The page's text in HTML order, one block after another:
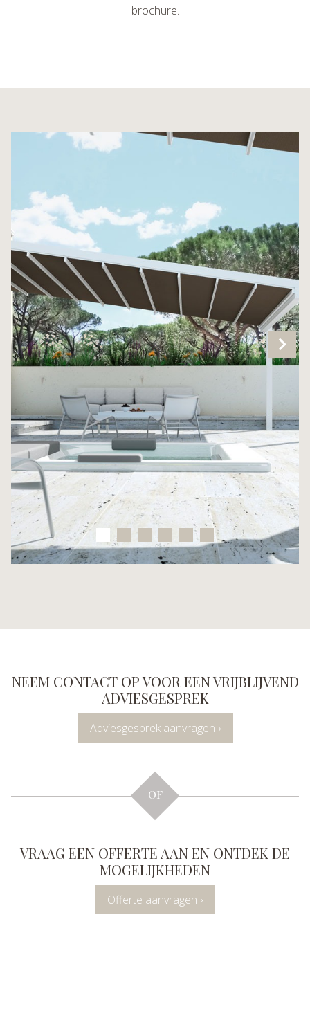
brochure.
NEEM CONTACT OP VOOR EEN VRIJBLIJVEND
ADVIESGESPREK
Adviesgesprek aanvragen ›
OF
VRAAG EEN OFFERTE AAN EN ONTDEK DE
MOGELIJKHEDEN
Offerte aanvragen ›